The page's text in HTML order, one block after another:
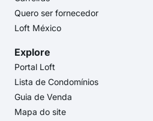
Quero ser fornecedor
Loft México
Explore
Portal Loft
Lista de Condomínios
Guia de Venda
Mapa do site